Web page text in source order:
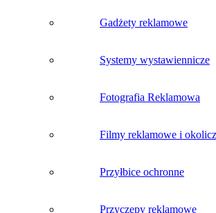
Gadżety reklamowe
Systemy wystawiennicze
Fotografia Reklamowa
Filmy reklamowe i
Przyłbice ochronne
Przyczepy reklamowe